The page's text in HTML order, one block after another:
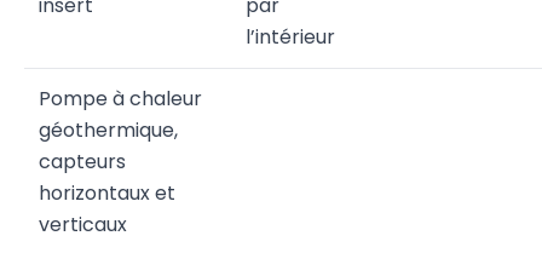
l’intérieur
Pompe à chaleur
géothermique,
capteurs
horizontaux et
verticaux